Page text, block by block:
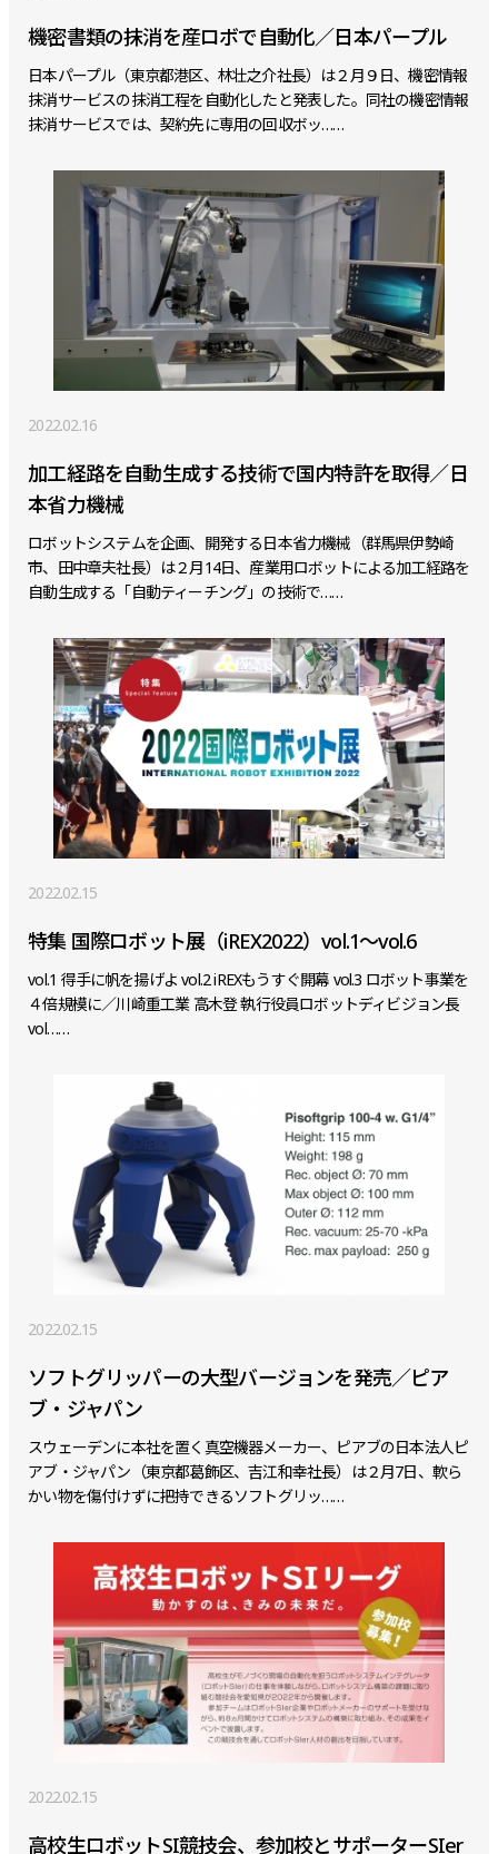
機密書類の抹消を産ロボで自動化／日本パープル
日本パープル（東京都港区、林壮之介社長）は２月９日、機密情報
抹消サービスの抹消工程を自動化したと発表した。同社の機密情報
抹消サービスでは、契約先に専用の回収ボッ……
2022.02.16
加工経路を自動生成する技術で国内特許を取得／日
本省力機械
ロボットシステムを企画、開発する日本省力機械（群馬県伊勢崎
市、田中章夫社長）は２月14日、産業用ロボットによる加工経路を
自動生成する「自動ティーチング」の技術で……
2022.02.15
特集 国際ロボット展（iREX2022）vol.1～vol.6
vol.1 得手に帆を揚げよ vol.2 iREXもうすぐ開幕 vol.3 ロボット事業を
４倍規模に／川崎重工業 高木登 執行役員ロボットディビジョン長
vol……
2022.02.15
ソフトグリッパーの大型バージョンを発売／ピア
ブ・ジャパン
スウェーデンに本社を置く真空機器メーカー、ピアブの日本法人ピ
アブ・ジャパン（東京都葛飾区、吉江和幸社長）は２月7日、軟ら
かい物を傷付けずに把持できるソフトグリッ……
2022.02.15
高校生ロボットSI競技会、参加校とサポーターSIer